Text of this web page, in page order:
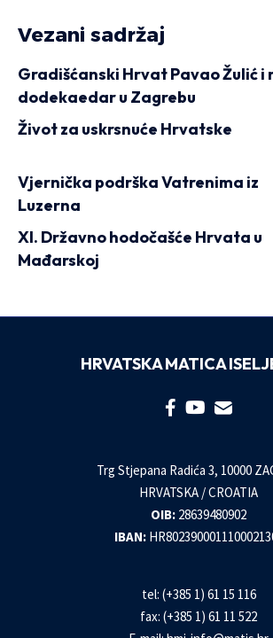
Vezani sadržaj
Gradišćanski Hrvat Pavao Žulić i
dodekaedar u Zagrebu
Život za uskrsnuće Hrvatske
Vjernička podrška Vatrenima iz
Luzerna
XI. Državno hodočašće Hrvata u
Mađarskoj
HRVATSKA MATICA
Trg Stjepana Radića 3, 10000
HRVATSKA / CROATIA
OIB: 28639480902
IBAN:
tel: (+385 1) 61 15 116
fax: (+385 1) 61 11 522